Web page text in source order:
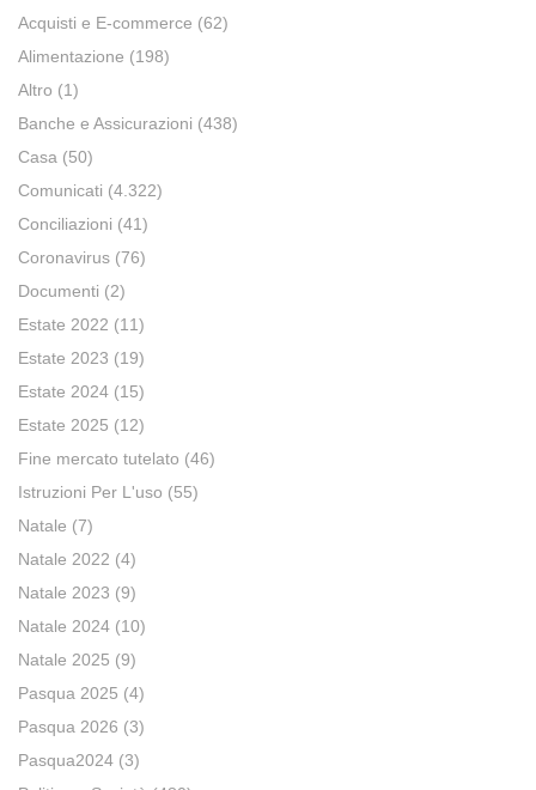
Acquisti e E-commerce (62)
Alimentazione (198)
Altro (1)
Banche e Assicurazioni (438)
Casa (50)
Comunicati (4.322)
Conciliazioni (41)
Coronavirus (76)
Documenti (2)
Estate 2022 (11)
Estate 2023 (19)
Estate 2024 (15)
Estate 2025 (12)
Fine mercato tutelato (46)
Istruzioni Per L'uso (55)
Natale (7)
Natale 2022 (4)
Natale 2023 (9)
Natale 2024 (10)
Natale 2025 (9)
Pasqua 2025 (4)
Pasqua 2026 (3)
Pasqua2024 (3)